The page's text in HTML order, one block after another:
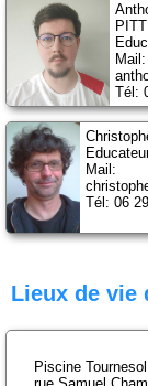
Mail:
Tél:
Mail:
Tél: 06
Lieux de vie
Piscine Tournesol